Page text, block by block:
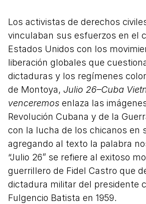
Los activistas de derechos
vinculaban sus esfuerzos en el
Estados Unidos con los
liberación globales que
dictaduras y los regímenes
de Montoya, Julio 26–Cuba
venceremos enlaza las
Revolución Cubana y de la
con la lucha de los chicanos en
agregando al texto la palabra
“Julio 26” se refiere al exitoso
guerrillero de Fidel Castro que
dictadura militar del presidente
Fulgencio Batista en 1959.